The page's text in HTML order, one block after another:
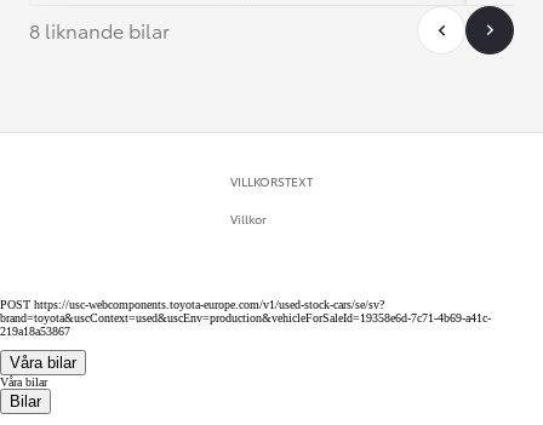
8 liknande bilar
VILLKORSTEXT
Villkor
POST https://usc-webcomponents.toyota-europe.com/v1/used-stock-cars/se/sv?
brand=toyota&uscContext=used&uscEnv=production&vehicleForSaleId=19358e6d-7c71-4b69-a41c-
219a18a53867
Våra bilar
Våra bilar
Bilar